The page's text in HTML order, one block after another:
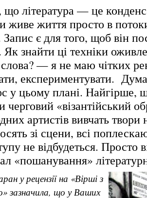
що література — це
живе життя просто в
є для того, щоб він
знайти ці техніки
слова? — я не маю чітких
експериментувати.
у цьому плані.
черговий «візантійський
артистів вивчать твори
зі сцени, всі
не відбудеться. Просто
«пошанування»
у рецензії на «Вірші з
зазначила, що у Ваших